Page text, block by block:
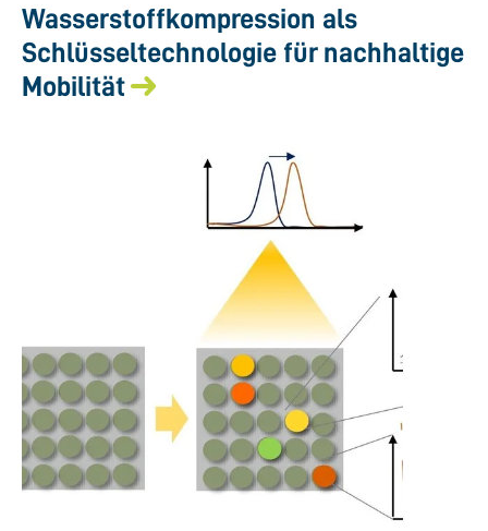
Wasserstoffkompression als
Schlüsseltechnologie für nachhaltige
Mobilität